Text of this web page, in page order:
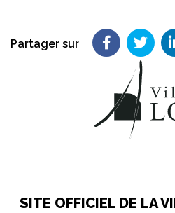
Partager sur Partager
SITE OFFICIEL DE LA